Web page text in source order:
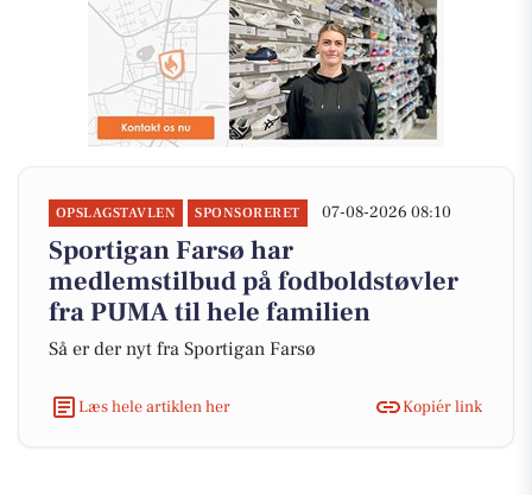
OPSLAGSTAVLEN SPONSORERET 07-08-2026 08:10
Sportigan Farsø har
medlemstilbud på fodboldstøvler
fra PUMA til hele familien
Så er der nyt fra Sportigan Farsø
Læs hele artiklen her Kopiér link